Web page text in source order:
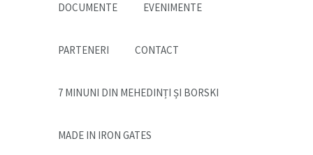
DOCUMENTE EVENIMENTE
PARTENERI CONTACT
7 MINUNI DIN MEHEDINȚI ȘI BORSKI
MADE IN IRON GATES